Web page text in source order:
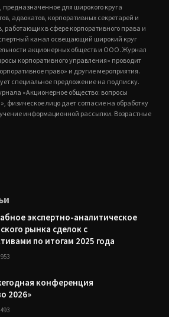
для широкого круга
адвокатов, корпоративных секретарей и
работающих в сфере корпоративного права и
канал освещающий широкий круг
акционерных обществ и ООО. Журнал
корпоративного управления» проводит
право» и другие мероприятия.
специальное предложение на подписку.
«Акционерное общество: вопросы
физическое лицо дает согласие на обработку
информационной рассылки. Возрастные
экспертно-аналитическое
рынка сделок с
по итогам 2025 года
953
конференция
2026»
493